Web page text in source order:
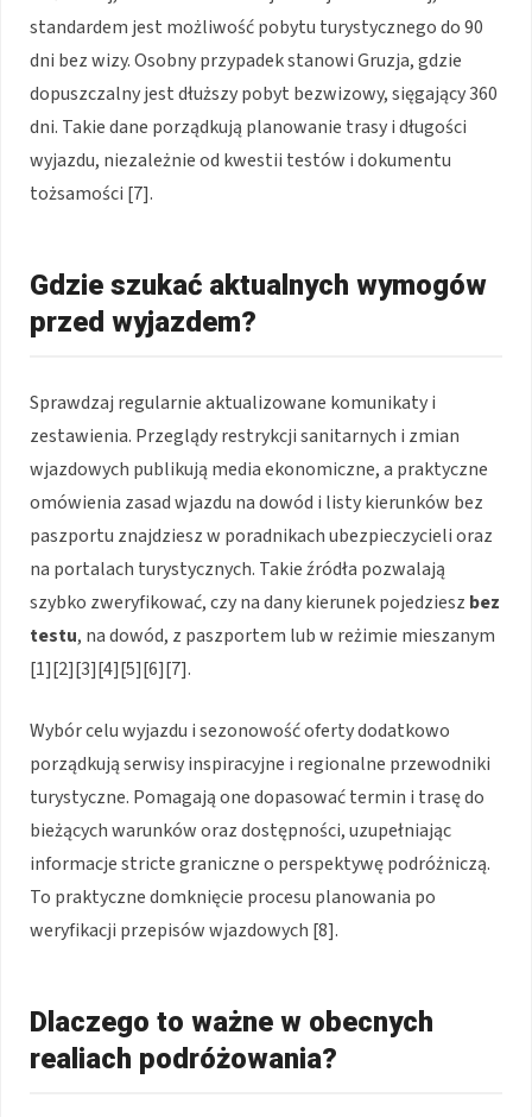
standardem jest możliwość pobytu turystycznego do 90
dni bez wizy. Osobny przypadek stanowi Gruzja, gdzie
dopuszczalny jest dłuższy pobyt bezwizowy, sięgający 360
dni. Takie dane porządkują planowanie trasy i długości
wyjazdu, niezależnie od kwestii testów i dokumentu
tożsamości [7].
Gdzie szukać aktualnych wymogów
przed wyjazdem?
Sprawdzaj regularnie aktualizowane komunikaty i
zestawienia. Przeglądy restrykcji sanitarnych i zmian
wjazdowych publikują media ekonomiczne, a praktyczne
omówienia zasad wjazdu na dowód i listy kierunków bez
paszportu znajdziesz w poradnikach ubezpieczycieli oraz
na portalach turystycznych. Takie źródła pozwalają
szybko zweryfikować, czy na dany kierunek pojedziesz bez
testu, na dowód, z paszportem lub w reżimie mieszanym
[1][2][3][4][5][6][7].
Wybór celu wyjazdu i sezonowość oferty dodatkowo
porządkują serwisy inspiracyjne i regionalne przewodniki
turystyczne. Pomagają one dopasować termin i trasę do
bieżących warunków oraz dostępności, uzupełniając
informacje stricte graniczne o perspektywę podróżniczą.
To praktyczne domknięcie procesu planowania po
weryfikacji przepisów wjazdowych [8].
Dlaczego to ważne w obecnych
realiach podróżowania?